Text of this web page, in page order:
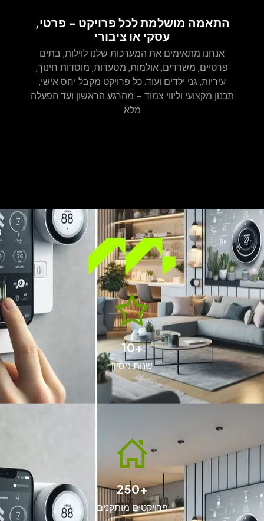
התאמה מושלמת לכל פרויקט – פרטי,
עסקי או ציבורי
אנחנו מתאימים את המערכות שלנו לוילות, בתים
פרטיים, משרדים, אולמות, מסעדות, מוסדות חינוך,
עיריות, גני ילדים ועוד. כל פרויקט מקבל יחס אישי,
תכנון מקצועי וליווי צמוד – מהרגע הראשון ועד הפעלה
+10
שנות ניסיון
+250
פרויקטים מותקנים